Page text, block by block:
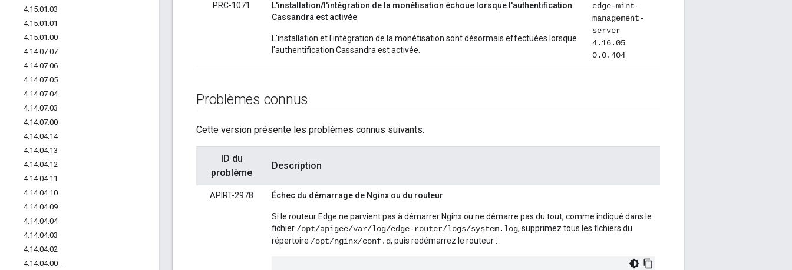
4.15.01 .03
4.15.01 .01
4.15.01 .00
4.14.07.07
4.14.07.06
4.14.07.05
4.14.07.04
4.14.07.03
4.14.07.00
4.14.04.14
4.14.04.13
4.14.04.12
4.14.04.11
4.14.04.10
4.14.04.09
4.14.04.04
4.14.04.03
4.14.04.02
4.14.04.00 -
PRC-1071
L'installation/l'intégration de la monétisation échoue lorsque l'authentification
Cassandra est activée
L'installation et l'intégration de la monétisation sont désormais effectuées lorsque
l'authentification Cassandra est activée.
edge-mint-
management-
server
4.16.05
0.0.404
Problèmes connus
Cette version présente les problèmes connus suivants.
ID du
problème
Description
APIRT-2978 Échec du démarrage de Nginx ou du routeur
Si le routeur Edge ne parvient pas à démarrer Nginx ou ne démarre pas du tout, comme indiqué dans le
fichier /opt/apigee/var/log/edge-router/logs/system.log, supprimez tous les fichiers du
répertoire /opt/nginx/conf.d, puis redémarrez le routeur :